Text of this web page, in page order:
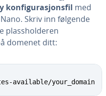
konfigurasjonsfil med
Skriv inn følgende
plassholderen
domenet ditt:
available/your_domain